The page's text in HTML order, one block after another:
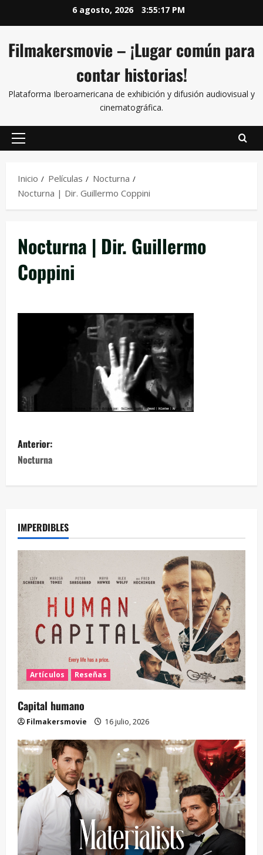
6 agosto, 2026 3:55:17 PM
Filmakersmovie – ¡Lugar común para
contar historias!
Plataforma Iberoamericana de exhibición y difusión audiovisual y
cinematográfica.
Inicio Películas
Nocturna
Nocturna | Dir. Guillermo Coppini
Nocturna | Dir. Guillermo
Coppini
Anterior:
Nocturna
IMPERDIBLES
Artículos Reseñas
Capital humano
Filmakersmovie 16 julio, 2026